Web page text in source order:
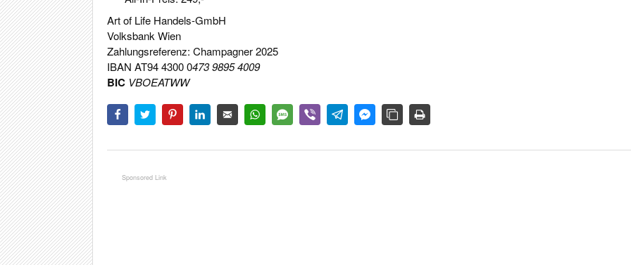
Art of Life Handels-GmbH
Volksbank Wien
Zahlungsreferenz: Champagner 2025
IBAN AT94 4300 0473 9895 4009
BIC VBOEATWW